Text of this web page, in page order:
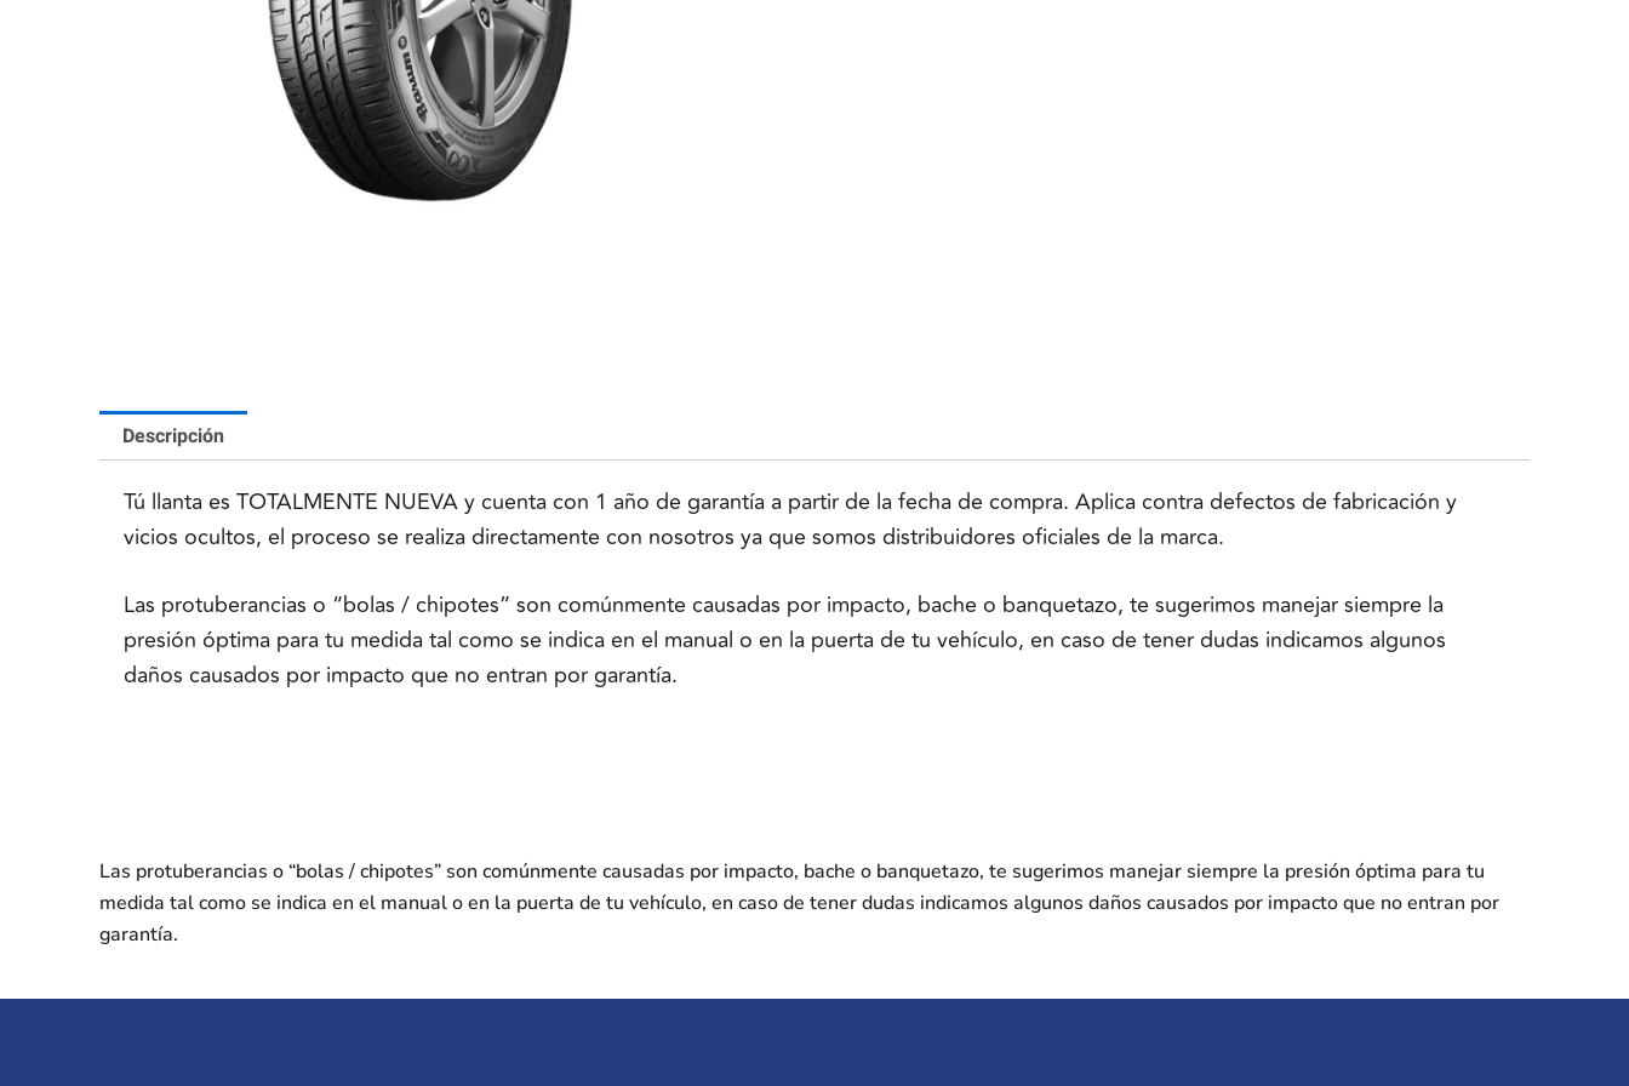
Descripción
Tú llanta es TOTALMENTE NUEVA y cuenta con 1 año de garantía a partir de la fecha de compra. Aplica contra defectos de fabricación y
vicios ocultos, el proceso se realiza directamente con nosotros ya que somos distribuidores oficiales de la marca.
Las protuberancias o “bolas / chipotes” son comúnmente causadas por impacto, bache o banquetazo, te sugerimos manejar siempre la
presión óptima para tu medida tal como se indica en el manual o en la puerta de tu vehículo, en caso de tener dudas indicamos algunos
daños causados por impacto que no entran por garantía.
Las protuberancias o “bolas / chipotes” son comúnmente causadas por impacto, bache o banquetazo, te sugerimos manejar siempre la presión óptima para tu
medida tal como se indica en el manual o en la puerta de tu vehículo, en caso de tener dudas indicamos algunos daños causados por impacto que no entran por
garantía.